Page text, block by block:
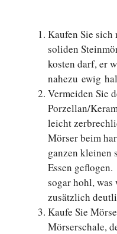
Kaufen Sie
soliden
kosten darf, er
nahezu ewig
Vermeiden Sie
Porzellan/
leicht
Mörser beim
ganzen kleinen
Essen
sogar hohl,
zusätzlich
Kaufe Sie
Mörserschale,